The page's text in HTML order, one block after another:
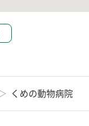
くめの動物病院